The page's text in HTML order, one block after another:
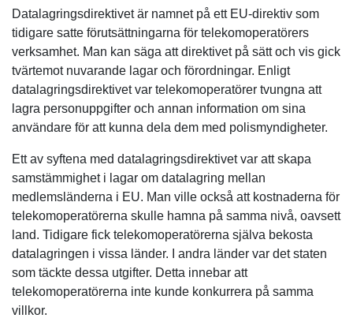
Datalagringsdirektivet är namnet på ett EU-direktiv som
tidigare satte förutsättningarna för telekomoperatörers
verksamhet. Man kan säga att direktivet på sätt och vis gick
tvärtemot nuvarande lagar och förordningar. Enligt
datalagringsdirektivet var telekomoperatörer tvungna att
lagra personuppgifter och annan information om sina
användare för att kunna dela dem med polismyndigheter.
Ett av syftena med datalagringsdirektivet var att skapa
samstämmighet i lagar om datalagring mellan
medlemsländerna i EU. Man ville också att kostnaderna för
telekomoperatörerna skulle hamna på samma nivå, oavsett
land. Tidigare fick telekomoperatörerna själva bekosta
datalagringen i vissa länder. I andra länder var det staten
som täckte dessa utgifter. Detta innebar att
telekomoperatörerna inte kunde konkurrera på samma
villkor.